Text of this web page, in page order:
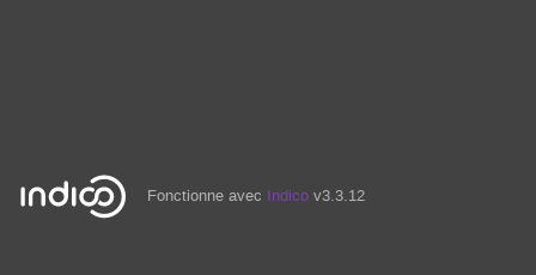
Fonctionne avec Indico v3.3.12